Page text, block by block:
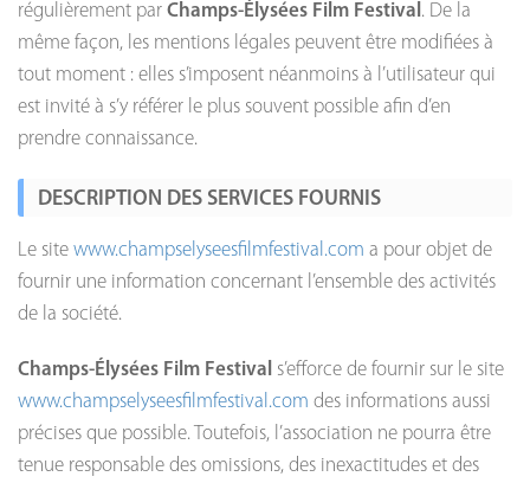
régulièrement par Champs-Élysées Film Festival . De la
même façon, les mentions légales peuvent être modifiées à
tout moment : elles s’imposent néanmoins à l’utilisateur qui
est invité à s’y référer le plus souvent possible afin d’en
prendre connaissance.
DESCRIPTION DES SERVICES FOURNIS
Le site www.champselyseesfilmfestival.com a pour objet de
fournir une information concernant l’ensemble des activités
de la société.
Champs-Élysées Film Festival s’efforce de fournir sur le site
www.champselyseesfilmfestival.com des informations aussi
précises que possible. Toutefois, l’association ne pourra être
tenue responsable des omissions, des inexactitudes et des